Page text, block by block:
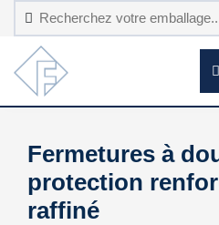
Fermetures à
protection
raffiné